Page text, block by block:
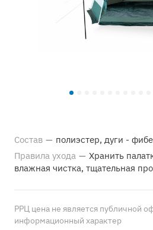
Состав — полиэстер, дуги -
Правила ухода — Хранить
влажная чистка, тщательная
РРЦ цена не является публичной
информационный характер